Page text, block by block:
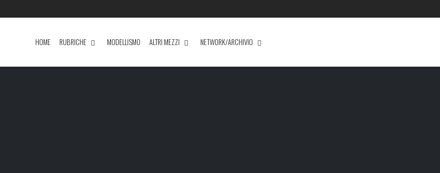
HOME RUBRICHE MODELLISMO ALTRI MEZZI NETWORK/ARCHIVIO